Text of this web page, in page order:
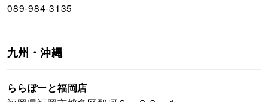
089-984-3135
九州・沖縄
ららぽーと福岡店